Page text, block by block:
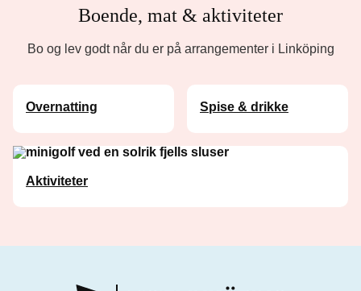
Boende, mat & aktiviteter
Bo og lev godt når du er på arrangementer i Linköping
Overnatting Spise & drikke
Aktiviteter